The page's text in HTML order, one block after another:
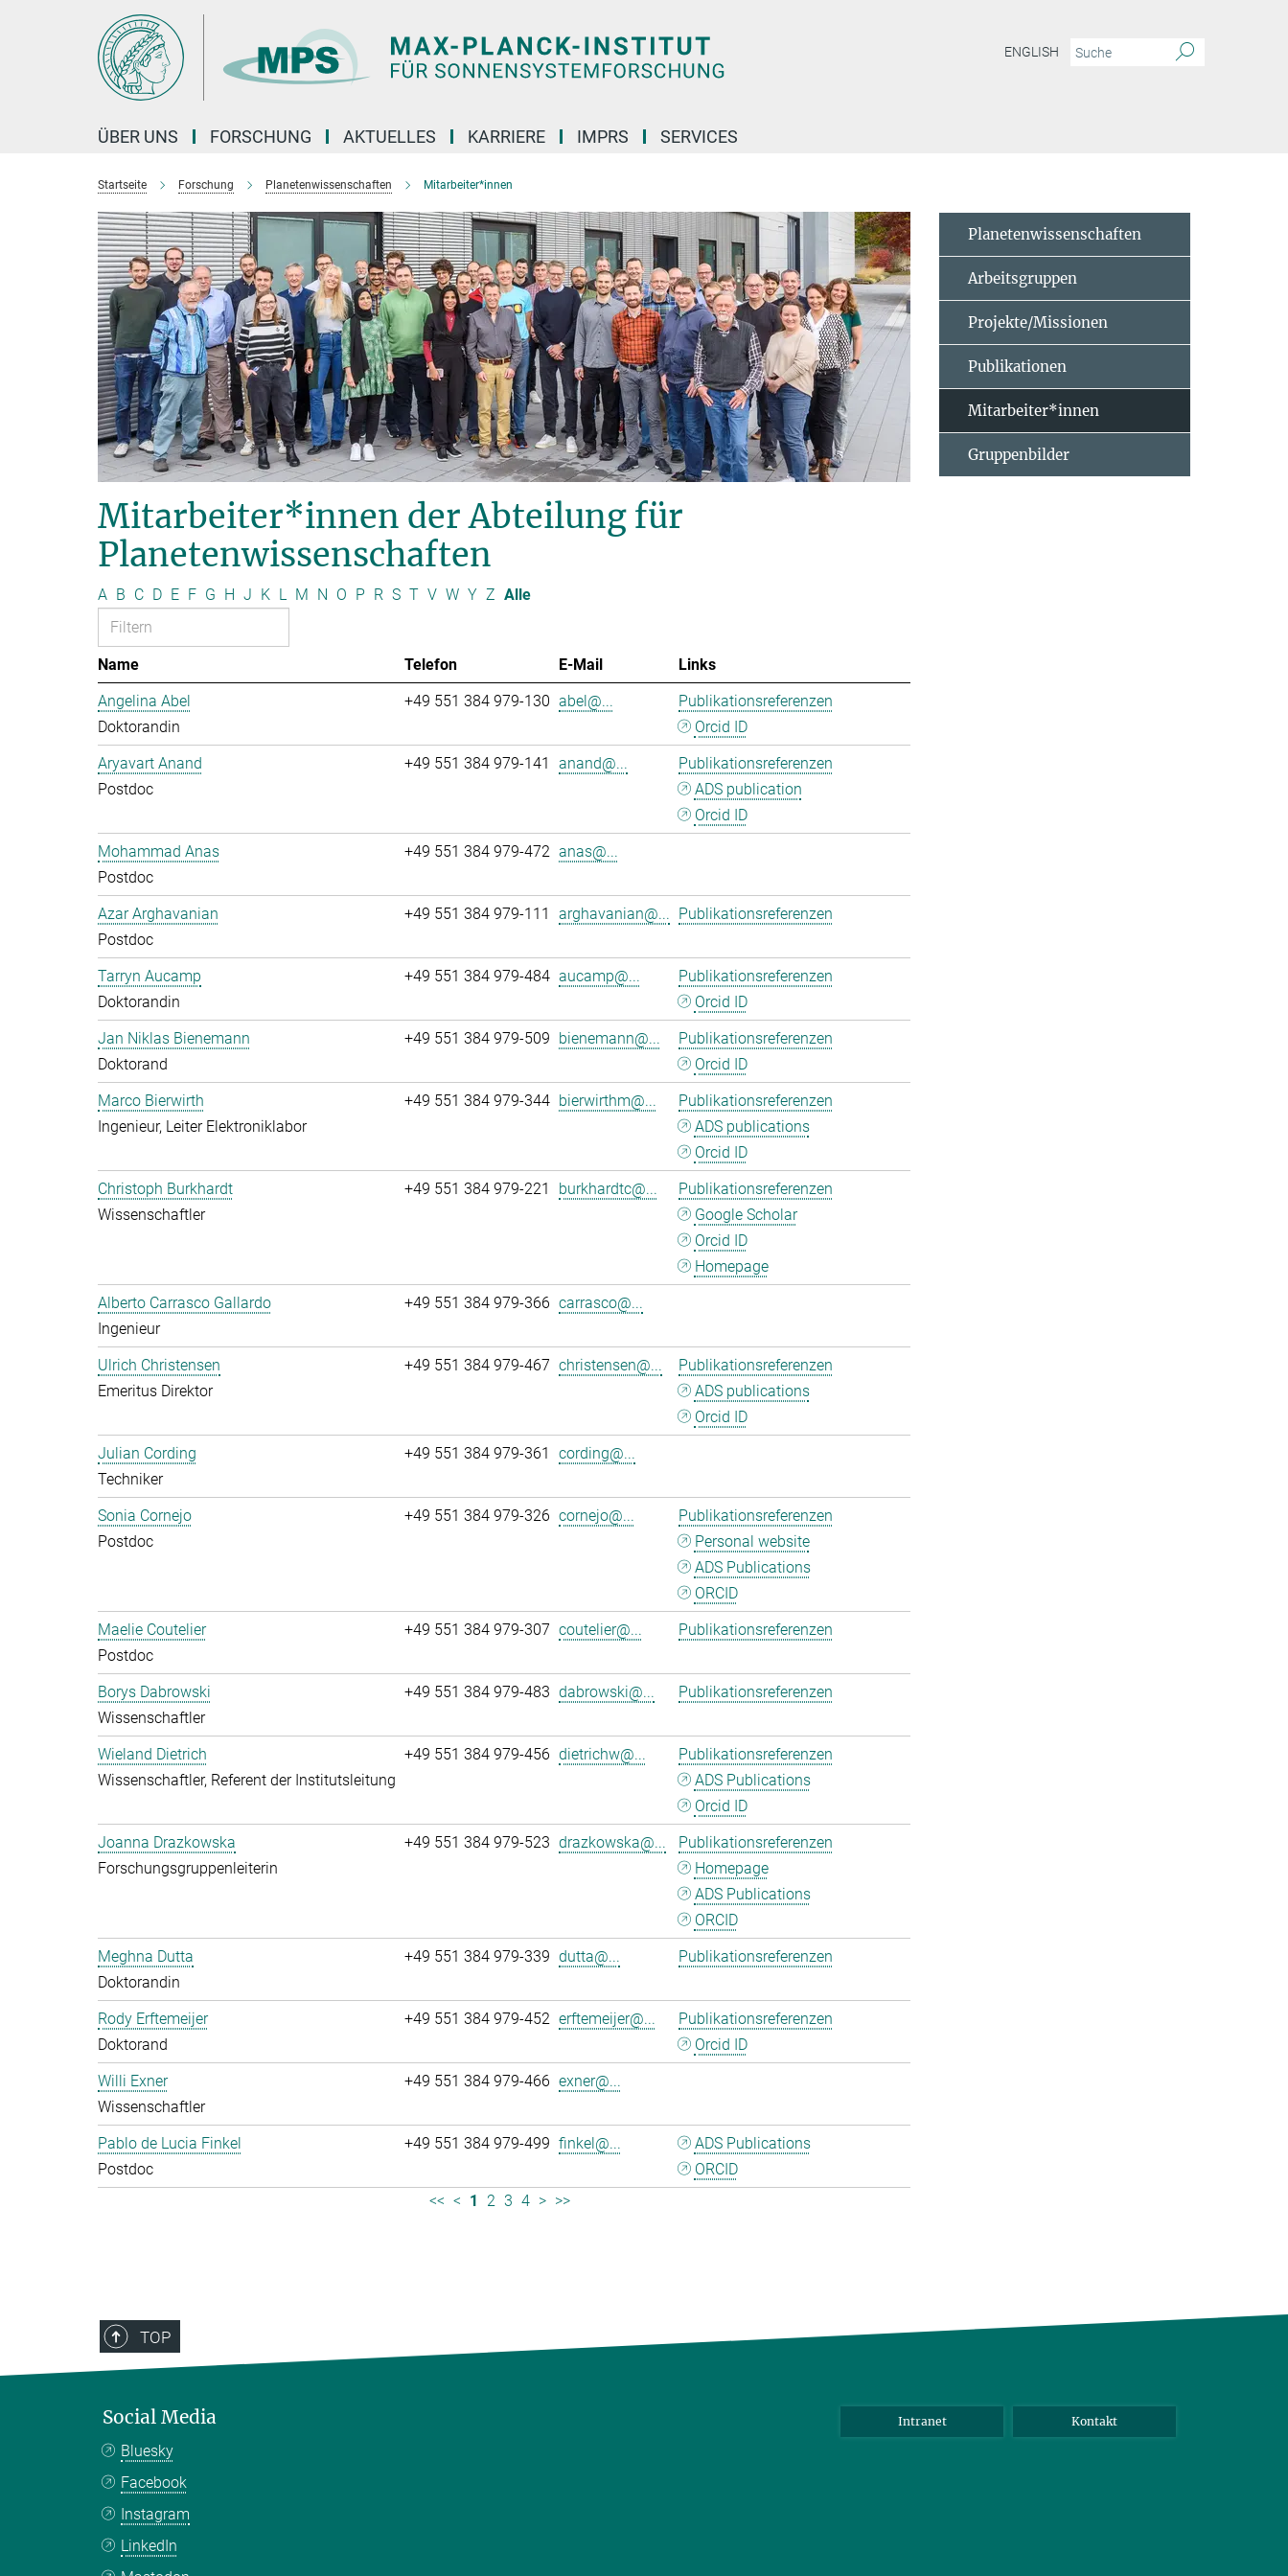
ENGLISH
ÜBER UNS FORSCHUNG AKTUELLES KARRIERE IMPRS SERVICES
Startseite Forschung Planetenwissenschaften Mitarbeiter*innen
Mitarbeiter*innen der Abteilung für
Planetenwissenschaften
A B C D E F G H J K L M N O P R S T V W Y Z Alle
Name Telefon E-Mail
Links
Angelina Abel
Doktorandin
+49 551 384 979-130 abel@...
Publikationsreferenzen
Orcid ID
Aryavart Anand
Postdoc
+49 551 384 979-141 anand@...
Publikationsreferenzen
ADS publication
Orcid ID
Mohammad Anas
Postdoc
+49 551 384 979-472 anas@...
Azar Arghavanian
Postdoc
+49 551 384 979-111 arghavanian@... Publikationsreferenzen
Tarryn Aucamp
Doktorandin
+49 551 384 979-484 aucamp@...
Publikationsreferenzen
Orcid ID
Jan Niklas Bienemann
Doktorand
+49 551 384 979-509 bienemann@...
Publikationsreferenzen
Orcid ID
Marco Bierwirth
Ingenieur, Leiter Elektroniklabor
+49 551 384 979-344 bierwirthm@...
Publikationsreferenzen
ADS publications
Orcid ID
Christoph Burkhardt
Wissenschaftler
+49 551 384 979-221 burkhardtc@...
Publikationsreferenzen
Google Scholar
Orcid ID
Homepage
Alberto Carrasco Gallardo
Ingenieur
+49 551 384 979-366 carrasco@...
Ulrich Christensen
Emeritus Direktor
+49 551 384 979-467 christensen@...
Publikationsreferenzen
ADS publications
Orcid ID
Julian Cording
Techniker
+49 551 384 979-361 cording@...
Sonia Cornejo
Postdoc
+49 551 384 979-326 cornejo@...
Publikationsreferenzen
Personal website
ADS Publications
ORCID
Maelie Coutelier
Postdoc
+49 551 384 979-307 coutelier@... Publikationsreferenzen
Borys Dabrowski
Wissenschaftler
+49 551 384 979-483 dabrowski@... Publikationsreferenzen
Wieland Dietrich
Wissenschaftler, Referent der Institutsleitung
+49 551 384 979-456 dietrichw@...
Publikationsreferenzen
ADS Publications
Orcid ID
Joanna Drazkowska
Forschungsgruppenleiterin
+49 551 384 979-523 drazkowska@...
Publikationsreferenzen
Homepage
ADS Publications
ORCID
Meghna Dutta
Doktorandin
+49 551 384 979-339 dutta@... Publikationsreferenzen
Rody Erftemeijer
Doktorand
+49 551 384 979-452 erftemeijer@...
Publikationsreferenzen
Orcid ID
Willi Exner
Wissenschaftler
+49 551 384 979-466 exner@...
Pablo de Lucia Finkel
Postdoc
+49 551 384 979-499 finkel@...
ADS Publications
ORCID
<< < 1 2 3 4 > >>
Planetenwissenschaften
Arbeitsgruppen
Projekte/Missionen
Publikationen
Mitarbeiter*innen
Gruppenbilder
TOP
Social Media
Bluesky
Facebook
Instagram
LinkedIn
Intranet Kontakt